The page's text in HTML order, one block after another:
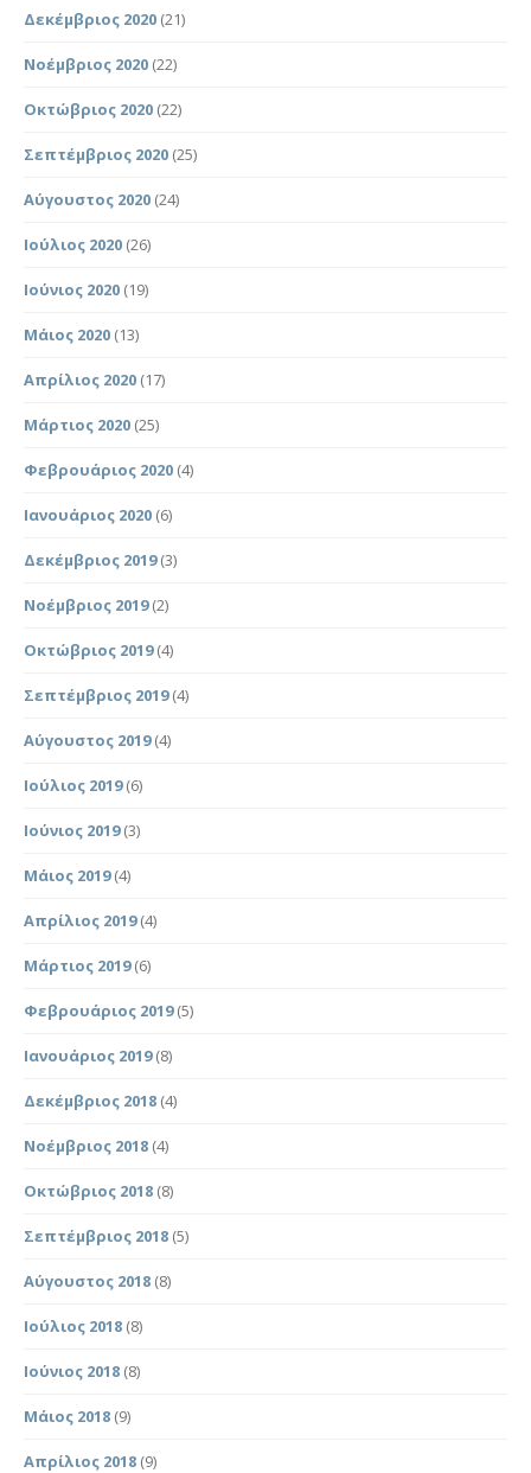
Δεκέμβριος 2020 (21)
Νοέμβριος 2020 (22)
Οκτώβριος 2020 (22)
Σεπτέμβριος 2020 (25)
Αύγουστος 2020 (24)
Ιούλιος 2020 (26)
Ιούνιος 2020 (19)
Μάιος 2020 (13)
Απρίλιος 2020 (17)
Μάρτιος 2020 (25)
Φεβρουάριος 2020 (4)
Ιανουάριος 2020 (6)
Δεκέμβριος 2019(3)
Νοέμβριος 2019(2)
Οκτώβριος 2019(4)
Σεπτέμβριος 2019(4)
Αύγουστος 2019(4)
Ιούλιος 2019(6)
Ιούνιος 2019(3)
Μάιος 2019(4)
Απρίλιος 2019(4)
Μάρτιος 2019(6)
Φεβρουάριος 2019(5)
Ιανουάριος 2019(8)
Δεκέμβριος 2018 (4)
Νοέμβριος 2018 (4)
Οκτώβριος 2018 (8)
Σεπτέμβριος 2018 (5)
Αύγουστος 2018 (8)
Ιούλιος 2018 (8)
Ιούνιος 2018 (8)
Μάιος 2018 (9)
Απρίλιος 2018 (9)